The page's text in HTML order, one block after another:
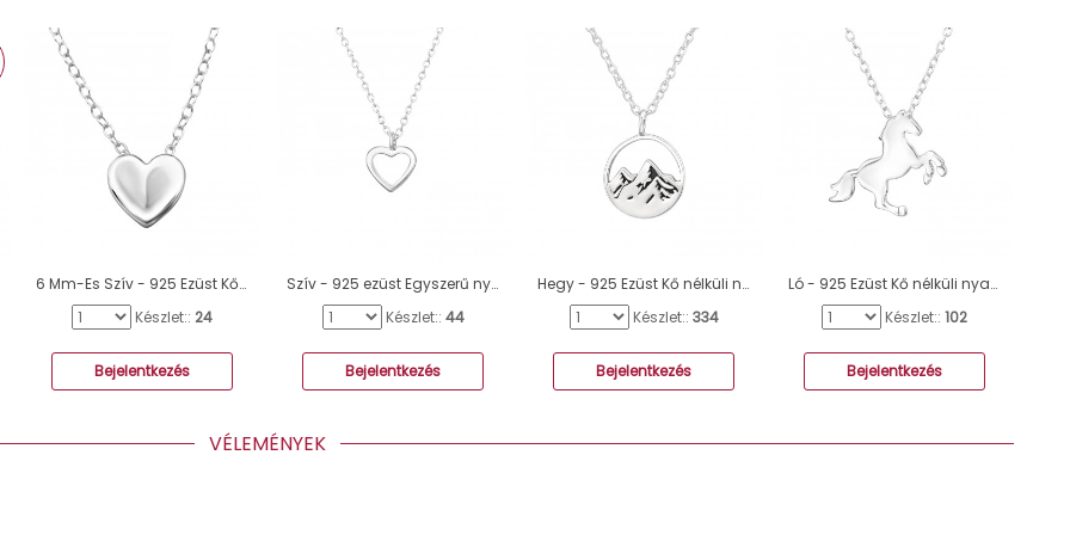
6 Mm-Es Szív - 925 Ezüst Kő nélküli nyakláncok A4S49816
Készlet:: 24
Bejelentkezés
Szív - 925 ezüst Egyszerű nyakláncok A4S36354
Készlet:: 44
Bejelentkezés
Hegy - 925 Ezüst Kő nélküli nyakláncok A4S37905
Készlet:: 334
Bejelentkezés
Ló - 925 Ezüst Kő nélküli nyakláncok A4S42465
Készlet:: 102
Bejelentkezés
VÉLEMÉNYEK